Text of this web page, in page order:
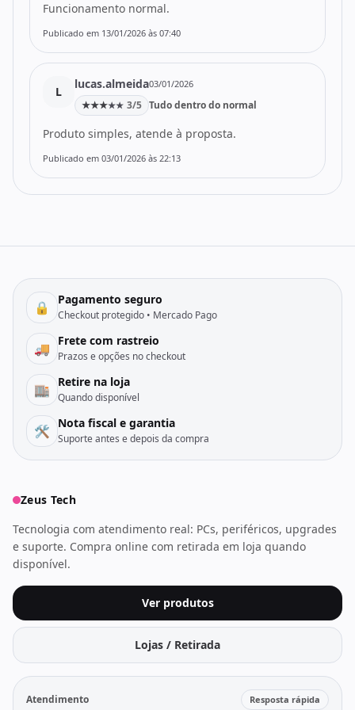
Funcionamento normal.
Publicado em 13/01/2026 às 07:40
L
lucas.almeida03/01/2026
★★★★★ 3/5 Tudo dentro do normal
Produto simples, atende à proposta.
Publicado em 03/01/2026 às 22:13
🔒 Pagamento seguro
Checkout protegido • Mercado Pago
🚚 Frete com rastreio
Prazos e opções no checkout
🏬 Retire na loja
Quando disponível
🛠️ Nota fiscal e garantia
Suporte antes e depois da compra
Zeus Tech
Tecnologia com atendimento real: PCs, periféricos, upgrades
e suporte. Compra online com retirada em loja quando
disponível.
Ver produtos
Lojas / Retirada
Atendimento Resposta rápida